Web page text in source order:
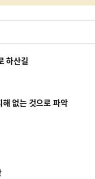
하산길
없는 것으로 파악